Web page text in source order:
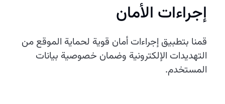
إجراءات الأمان
قمنا بتطبيق إجراءات أمان قوية لحماية الموقع من
التهديدات الإلكترونية وضمان خصوصية بيانات
المستخدم.